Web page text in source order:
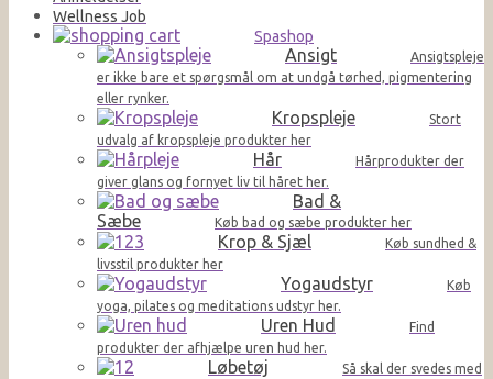
Wellness Job
Spashop
Ansigt
Ansigtspleje
er ikke bare et spørgsmål om at undgå tørhed, pigmentering
eller rynker.
Kropspleje
Stort
udvalg af kropspleje produkter her
Hår
Hårprodukter der
giver glans og fornyet liv til håret her.
Bad &
Sæbe
Køb bad og sæbe produkter her
Krop & Sjæl
Køb sundhed &
livsstil produkter her
Yogaudstyr
Køb
yoga, pilates og meditations udstyr her.
Uren Hud
Find
produkter der afhjælpe uren hud her.
Løbetøj
Så skal der svedes med